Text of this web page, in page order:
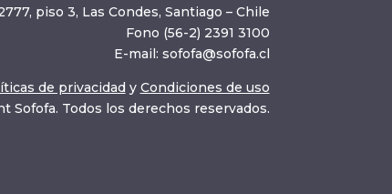
piso 3, Las Condes, Santiago – Chile
Fono (56-2) 2391 3100
E-mail: sofofa@sofofa.cl
de privacidad y Condiciones de uso
Sofofa. Todos los derechos reservados.